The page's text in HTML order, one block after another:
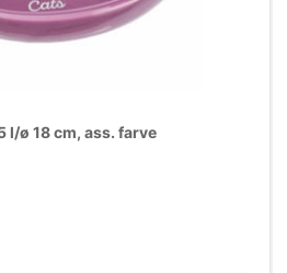
l/ø 18 cm, ass. farve